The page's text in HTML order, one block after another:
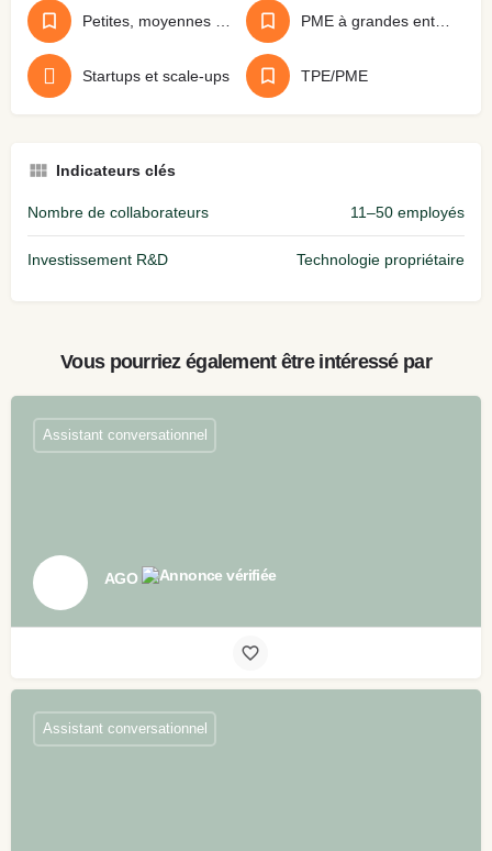
Startups et scale-ups TPE/PME
Indicateurs clés
Nombre de collaborateurs 11–50 employés
Investissement R&D Technologie propriétaire
Vous pourriez également être intéressé par
AGO
Assistant conversationnel
Assistant conversationnel